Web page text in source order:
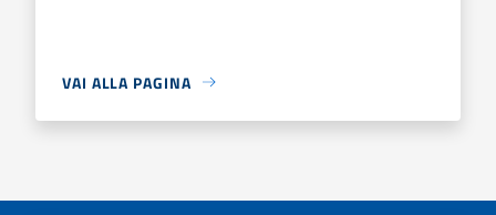
VAI ALLA PAGINA